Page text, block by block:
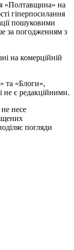
«Полтавщина» на
гіперпосилання
пошуковими
за погодженням з
на комерційній
та «Блоги»,
не є редакційними.
несе
погляди